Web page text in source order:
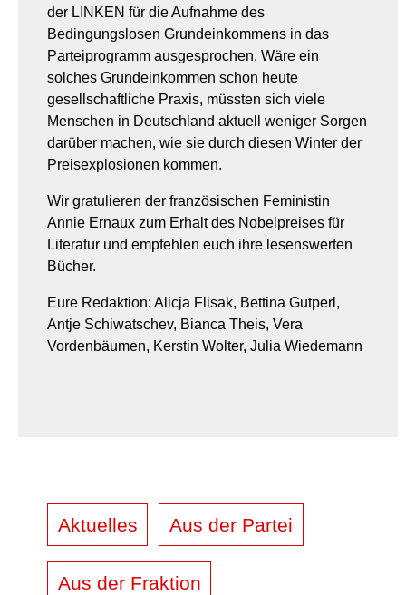
der LINKEN für die Aufnahme des
Bedingungslosen Grundeinkommens in das
Parteiprogramm ausgesprochen. Wäre ein
solches Grundeinkommen schon heute
gesellschaftliche Praxis, müssten sich viele
Menschen in Deutschland aktuell weniger Sorgen
darüber machen, wie sie durch diesen Winter der
Preisexplosionen kommen.
Wir gratulieren der französischen Feministin
Annie Ernaux zum Erhalt des Nobelpreises für
Literatur und empfehlen euch ihre lesenswerten
Bücher.
Eure Redaktion: Alicja Flisak, Bettina Gutperl,
Antje Schiwatschev, Bianca Theis, Vera
Vordenbäumen, Kerstin Wolter, Julia Wiedemann
Aktuelles Aus der Partei
Aus der Fraktion